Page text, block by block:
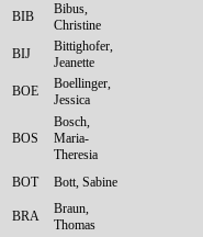
BIB
Bibus,
Christine
BIJ
Bittighofer,
Jeanette
BOE
Boellinger,
Jessica
BOS
Bosch,
Maria-
Theresia
BOT Bott, Sabine
BRA
Braun,
Thomas